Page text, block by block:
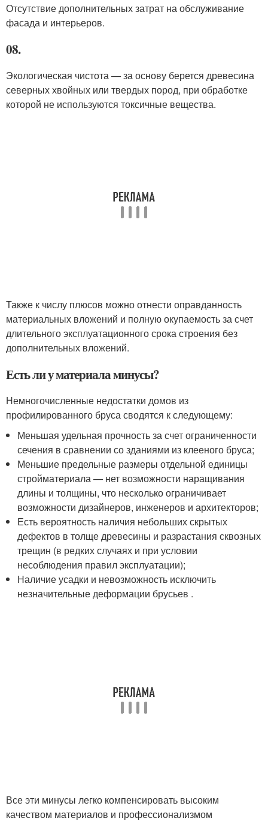
Отсутствие дополнительных затрат на обслуживание
фасада и интерьеров.
08.
Экологическая чистота — за основу берется древесина
северных хвойных или твердых пород, при обработке
которой не используются токсичные вещества.
Также к числу плюсов можно отнести оправданность
материальных вложений и полную окупаемость за счет
длительного эксплуатационного срока строения без
дополнительных вложений.
Есть ли у материала минусы?
Немногочисленные недостатки домов из
профилированного бруса сводятся к следующему:
Меньшая удельная прочность за счет ограниченности
сечения в сравнении со зданиями из клееного бруса;
Меньшие предельные размеры отдельной единицы
стройматериала — нет возможности наращивания
длины и толщины, что несколько ограничивает
возможности дизайнеров, инженеров и архитекторов;
Есть вероятность наличия небольших скрытых
дефектов в толще древесины и разрастания сквозных
трещин (в редких случаях и при условии
несоблюдения правил эксплуатации);
Наличие усадки и невозможность исключить
незначительные деформации брусьев .
Все эти минусы легко компенсировать высоким
качеством материалов и профессионализмом